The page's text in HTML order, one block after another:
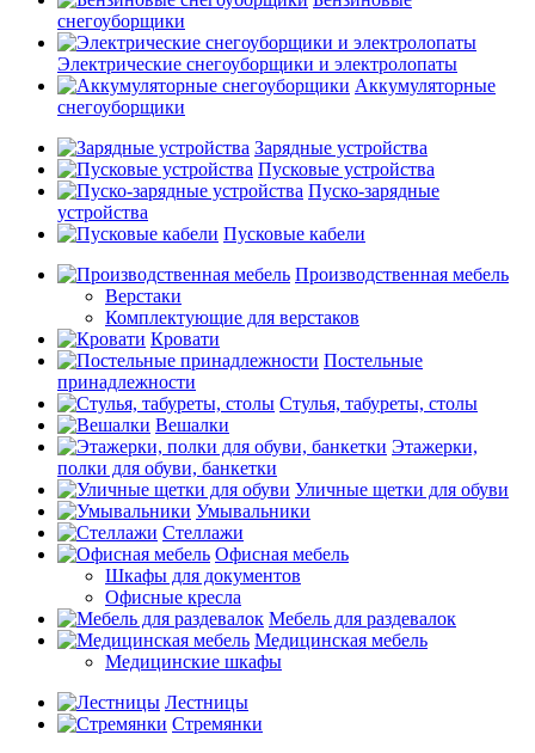
снегоуборщики
Электрические снегоуборщики и электролопаты
Аккумуляторные
снегоуборщики
Зарядные устройства
Пусковые устройства
Пуско-зарядные
устройства
Пусковые кабели
Производственная мебель
Верстаки
Комплектующие для верстаков
Кровати
Постельные
принадлежности
Стулья, табуреты, столы
Вешалки
Этажерки,
полки для обуви, банкетки
Уличные щетки для обуви
Умывальники
Стеллажи
Офисная мебель
Шкафы для документов
Офисные кресла
Мебель для раздевалок
Медицинская мебель
Медицинские шкафы
Лестницы
Стремянки